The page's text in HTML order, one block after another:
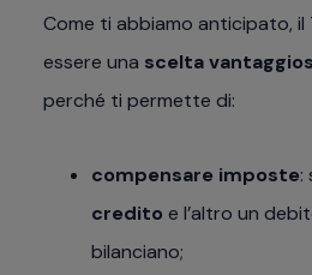
Come ti abbiamo anticipato,
essere una scelta
perché ti permette di:
compensare imposte:
credito e l’altro un
bilanciano;